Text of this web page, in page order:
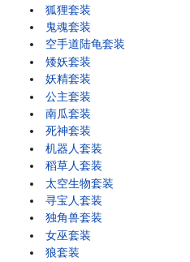
狐狸套装
鬼魂套装
空手道陆龟套装
矮妖套装
妖精套装
公主套装
南瓜套装
死神套装
机器人套装
稻草人套装
太空生物套装
寻宝人套装
独角兽套装
女巫套装
狼套装